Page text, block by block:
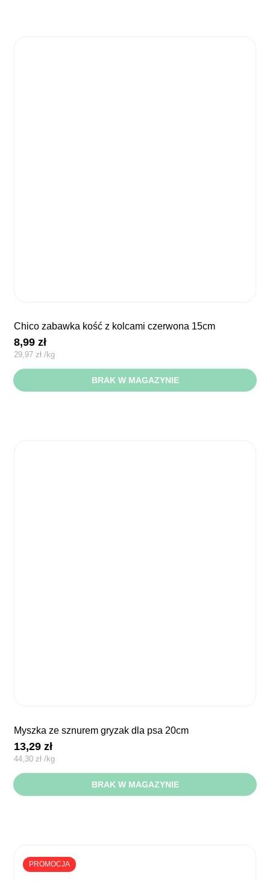
chico zabawka kość z kolcami czerwona 15cm
8,99zł
29,97 zł /kg
BRAK W MAGAZYNIE
myszka ze sznurem gryzak dla psa 20cm
13,29zł
44,30 zł /kg
BRAK W MAGAZYNIE
PROMOCJA